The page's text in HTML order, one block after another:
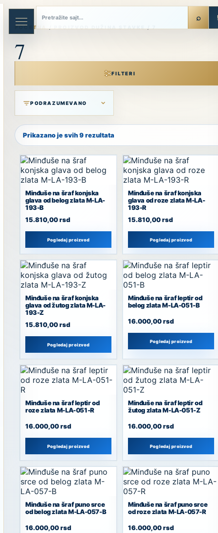
Skip
content
POČETNA
7
FILTERI
Prikazano je svih 9 rezultata
Minđuše na šraf konjska
glava od belog zlata M-LA-
193-B
15.810,00rsd
Pogledaj proizvod
Minđuše na šraf konjska
glava od roze zlata M-LA-
193-R
15.810,00rsd
Pogledaj proizvod
Minđuše na šraf konjska
glava od žutog zlata M-LA-
193-Z
15.810,00rsd
Pogledaj proizvod
Minđuše na šraf leptir od
belog zlata M-LA-051-B
16.000,00rsd
Pogledaj proizvod
Minđuše na šraf leptir od
roze zlata M-LA-051-R
16.000,00rsd
Pogledaj proizvod
Minđuše na šraf leptir od
žutog zlata M-LA-051-Z
16.000,00rsd
Pogledaj proizvod
Minđuše na šraf puno srce
od belog zlata M-LA-057-B
16.000,00rsd
Minđuše na šraf puno srce
od roze zlata M-LA-057-R
16.000,00rsd